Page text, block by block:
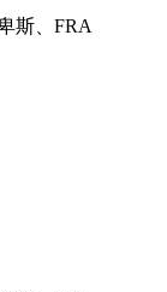
斯、FRA